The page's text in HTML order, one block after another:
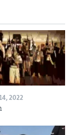
2022